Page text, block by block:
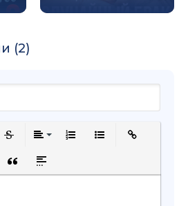
(2)
ссылку
скрытого текста
Вставка цитаты
Вставка спойлера